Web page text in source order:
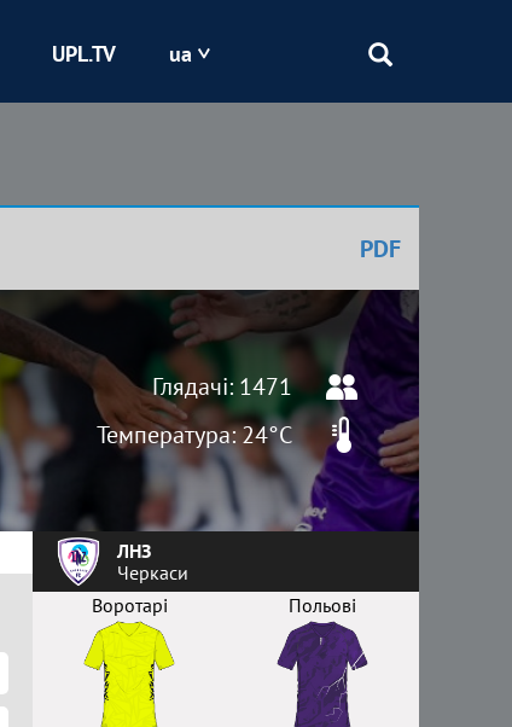
Кривбас
Шахтар
UPL.TV ua
PDF
Глядачі: 1471
Температура: 24°C
ЛНЗ
Черкаси
Воротарі
Польові